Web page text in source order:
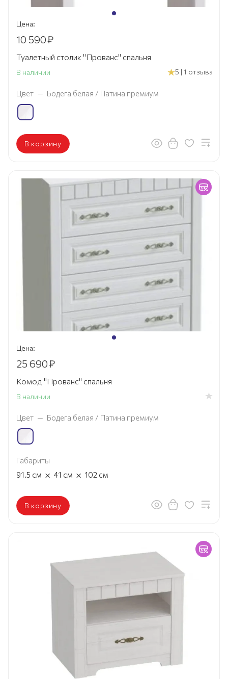
Цена:
10 590₽
Туалетный столик "Прованс" спальня
В наличии 5 | 1 отзыва
Цвет — Бодега белая / Патина премиум
В корзину
Цена:
25 690₽
Комод "Прованс" спальня
В наличии
Цвет — Бодега белая / Патина премиум
Габариты
91.5 см × 41 см × 102 см
В корзину